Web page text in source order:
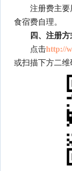
注册费主要用
食宿费自理。
四、注册方
点击http://
或扫描下方二维